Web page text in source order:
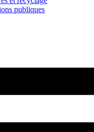
publiques